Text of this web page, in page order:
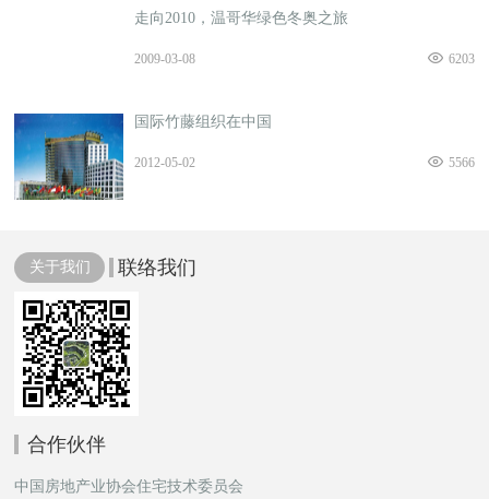
走向2010，温哥华绿色冬奥之旅
2009-03-08 6203
国际竹藤组织在中国
2012-05-02 5566
关于我们 联络我们
合作伙伴
中国房地产业协会住宅技术委员会